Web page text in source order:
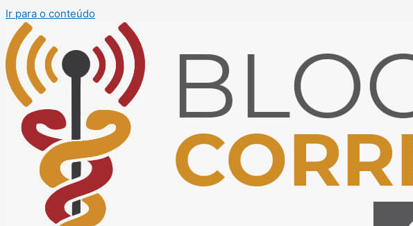
Ir para o conteúdo